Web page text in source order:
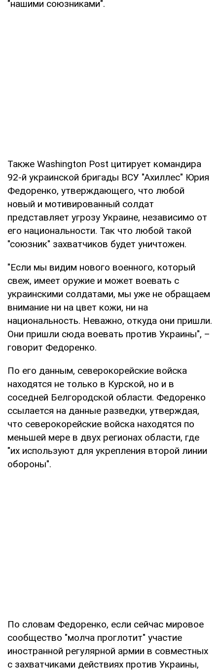
"нашими союзниками".
Также Washington Post цитирует командира
92-й украинской бригады ВСУ "Ахиллес" Юрия
Федоренко, утверждающего, что любой
новый и мотивированный солдат
представляет угрозу Украине, независимо от
его национальности. Так что любой такой
"союзник" захватчиков будет уничтожен.
"Если мы видим нового военного, который
свеж, имеет оружие и может воевать с
украинскими солдатами, мы уже не обращаем
внимание ни на цвет кожи, ни на
национальность. Неважно, откуда они пришли.
Они пришли сюда воевать против Украины", –
говорит Федоренко.
По его данным, северокорейские войска
находятся не только в Курской, но и в
соседней Белгородской области. Федоренко
ссылается на данные разведки, утверждая,
что северокорейские войска находятся по
меньшей мере в двух регионах области, где
"их используют для укрепления второй линии
обороны".
По словам Федоренко, если сейчас мировое
сообщество "молча проглотит" участие
иностранной регулярной армии в совместных
с захватчиками действиях против Украины,